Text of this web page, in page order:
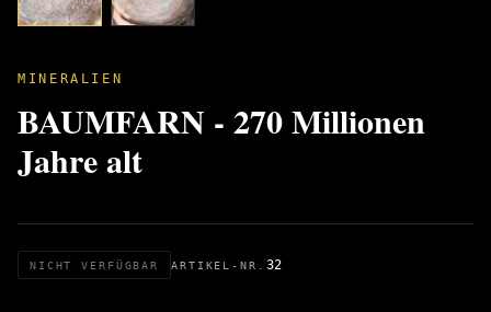
MINERALIEN
BAUMFARN - 270 Millionen
Jahre alt
NICHT VERFÜGBAR ARTIKEL-NR. 32